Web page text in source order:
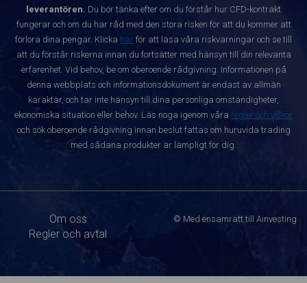
leverantören. Du bör tänka efter om du förstår hur CFD-kontrakt
fungerar och om du har råd med den stora risken för att du kommer att
förlora dina pengar. Klicka här för att läsa våra riskvarningar och se till
att du förstår riskerna innan du fortsätter med hänsyn till din relevanta
erfarenhet. Vid behov, be om oberoende rådgivning. Informationen på
denna webbplats och informationsdokument är endast av allmän
karaktär, och tar inte hänsyn till dina personliga omständigheter,
ekonomiska situation eller behov. Läs noga igenom våra regler och villkor
och sök oberoende rådgivning innan beslut fattas om huruvida trading
med sådana produkter är lämpligt för dig.
Om oss
Regler och avtal
© Med ensamrätt till Ainvesting